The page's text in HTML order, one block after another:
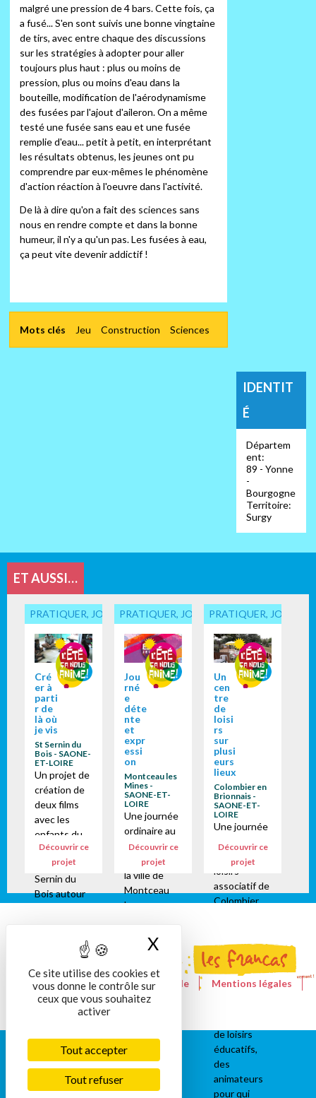
malgré une pression de 4 bars. Cette fois, ça
a fusé... S'en sont suivis une bonne vingtaine
de tirs, avec entre chaque des discussions
sur les stratégies à adopter pour aller
toujours plus haut : plus ou moins de
pression, plus ou moins d'eau dans la
bouteille, modification de l'aérodynamisme
des fusées par l'ajout d'aileron. On a même
testé une fusée sans eau et une fusée
remplie d'eau... petit à petit, en interprétant
les résultats obtenus, les jeunes ont pu
comprendre par eux-mêmes le phénomène
d'action réaction à l'oeuvre dans l'activité.
De là à dire qu'on a fait des sciences sans
nous en rendre compte et dans la bonne
humeur, il n'y a qu'un pas. Les fusées à eau,
ça peut vite devenir addictif !
Mots clés Jeu Construction Sciences
IDENTIT
É
Départem
ent:
89 - Yonne
-
Bourgogne
Territoire:
Surgy
ET AUSSI…
PRATIQUER, JOUER... ENSEMBLE
Cré
er à
parti
r de
là où
je vis
St Sernin du
Bois - SAONE-
ET-LOIRE
Un projet de
création de
deux films
avec les
enfants du
centre de
loisirs de St
Sernin du
Bois autour
a ??? Pour les
maternelles
La
construction
de l’histoire
par une...
Découvrir ce
projet
PRATIQUER, JOUER... ENSEMBLE
Jou
rné
e
déte
nte
et
expr
essi
on
Montceau les
Mines -
SAONE-ET-
LOIRE
Une journée
ordinaire au
service
jeunesse de
la ville de
Montceau
les
contraintes
(masque et
lavage des
présents
!Aujourd'hui,
un groupe
Découvrir ce
projet
PRATIQUER, JOUER...
Un
cen
tre
de
loisi
rs
sur
plusi
eurs
lieux
Colombier en
Brionnais -
SAONE-ET-
LOIRE
Une journée
ordinaire au
centre de
loisirs
associatif de
Colombier
toujours
aussi
magique,
une
de loisirs
éducatifs,
des
animateurs
pour qui
Découvrir ce
projet
Le site de la Fédération nationale
Mentions légales
Nous contacter
RGPD
Ce site utilise des cookies et
vous donne le contrôle sur
ceux que vous souhaitez
activer
Tout accepter
Tout refuser
X Masquer le